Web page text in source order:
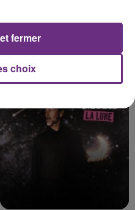
déclaré ce mercredi en
choix
fermer